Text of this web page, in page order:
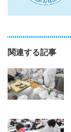
関連する記事